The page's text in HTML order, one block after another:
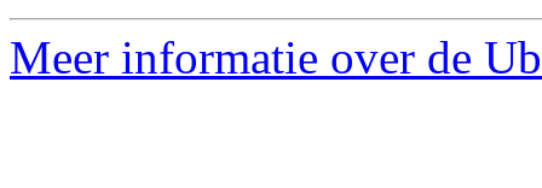
Meer informatie over de